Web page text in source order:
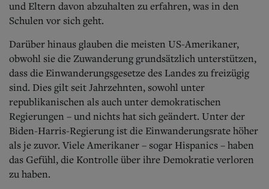
und Eltern davon abzuhalten zu erfahren, was in den
Schulen vor sich geht.
Darüber hinaus glauben die meisten US-Amerikaner,
obwohl sie die Zuwanderung grundsätzlich unterstützen,
dass die Einwanderungsgesetze des Landes zu freizügig
sind. Dies gilt seit Jahrzehnten, sowohl unter
republikanischen als auch unter demokratischen
Regierungen – und nichts hat sich geändert. Unter der
Biden-Harris-Regierung ist die Einwanderungsrate höher
als je zuvor. Viele Amerikaner – sogar Hispanics – haben
das Gefühl, die Kontrolle über ihre Demokratie verloren
zu haben.